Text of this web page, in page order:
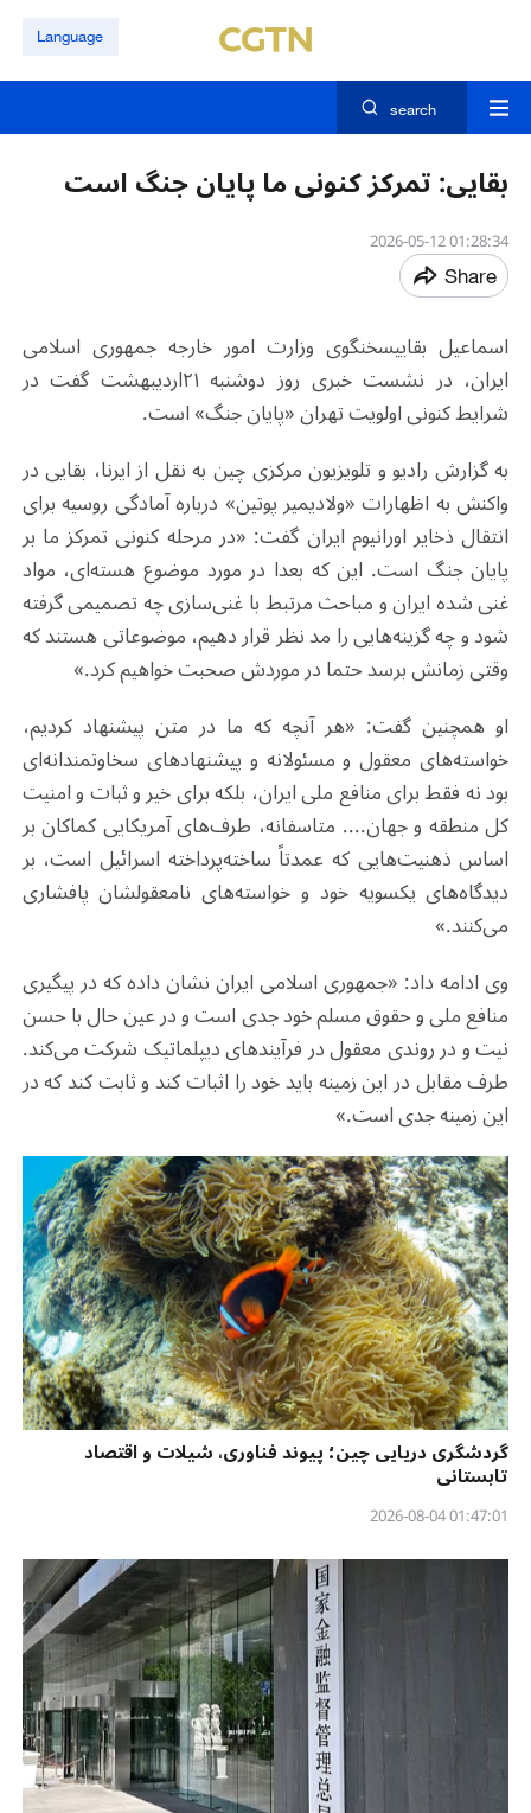
Language
search
بقایی: تمرکز کنونی ما پایان جنگ است
01:28:34 2026-05-12
Share
اسماعیل بقاییسخنگوی وزارت امور خارجه جمهوری اسلامی
ایران، در نشست خبری روز دوشنبه ۲۱اردیبهشت گفت در
شرایط کنونی اولویت تهران «پایان جنگ» است.
به گزارش رادیو و تلویزیون مرکزی چین به نقل از ایرنا، بقایی در
واکنش به اظهارات «ولادیمیر پوتین» درباره آمادگی روسیه برای
انتقال ذخایر اورانیوم ایران گفت: «در مرحله کنونی تمرکز ما بر
پایان جنگ است. این که بعدا در مورد موضوع هسته‌ای، مواد
غنی شده ایران و مباحث مرتبط با غنی‌سازی چه تصمیمی گرفته
شود و چه گزینه‌هایی را مد نظر قرار دهیم، موضوعاتی هستند که
وقتی زمانش برسد حتما در موردش صحبت خواهیم کرد.»
او همچنین گفت: «هر آنچه که ما در متن پیشنهاد کردیم،
خواسته‌های معقول و مسئولانه و پیشنهادهای سخاوتمندانه‌ای
بود نه فقط برای منافع ملی ایران، بلکه برای خیر و ثبات و امنیت
کل منطقه و جهان.
... متاسفانه، طرف‌های آمریکایی کماکان بر
اساس ذهنیت‌هایی که عمدتاً ساخته‌پرداخته اسرائیل است، بر
دیدگاه‌های یکسویه خود و خواسته‌های نامعقولشان پافشاری
می‌کنند.»
وی ادامه داد: «جمهوری اسلامی ایران نشان داده که در پیگیری
منافع ملی و حقوق مسلم خود جدی است و در عین حال با حسن
نیت و در روندی معقول در فرآیندهای دیپلماتیک شرکت می‌کند.
طرف مقابل در این زمینه باید خود را اثبات کند و ثابت کند که در
این زمینه جدی است.
»
گردشگری دریایی چین؛ پیوند فناوری، شیلات و اقتصاد
تابستانی
01:47:01 2026-08-04